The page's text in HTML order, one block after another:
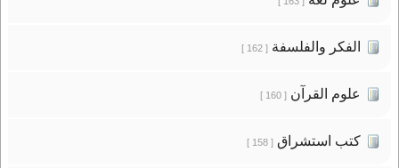
الفكر والفلسفة[ 162 ]
علوم القرآن[ 160 ]
كتب استشراق[ 158 ]